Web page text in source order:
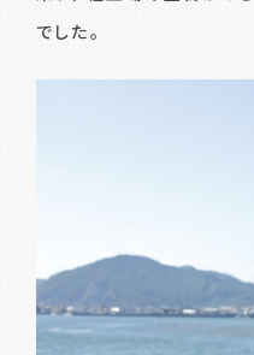
でした。